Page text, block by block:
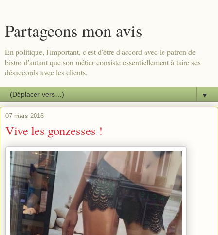
Partageons mon avis
En politique, l'important, c'est d'être d'accord avec le patron de
bistro d'autant que son métier consiste essentiellement à taire ses
désaccords avec les clients.
▼
07 mars 2016
Vive les gonzesses !